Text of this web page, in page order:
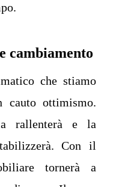
cambiamento
che stiamo
cauto ottimismo.
rallenterà e la
Con il
tornerà a